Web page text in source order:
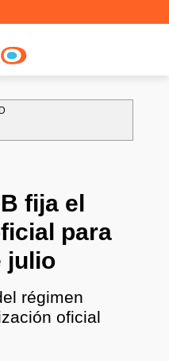
fija el
para
julio
régimen
oficial